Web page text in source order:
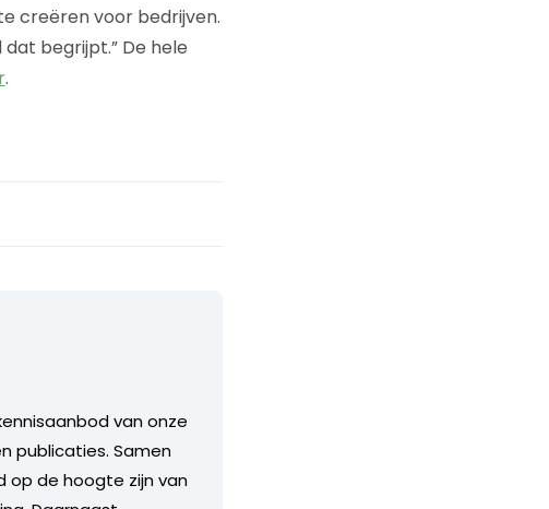
creëren voor bedrijven.
begrijpt.” De hele
.
van onze
publicaties. Samen
op de hoogte zijn van